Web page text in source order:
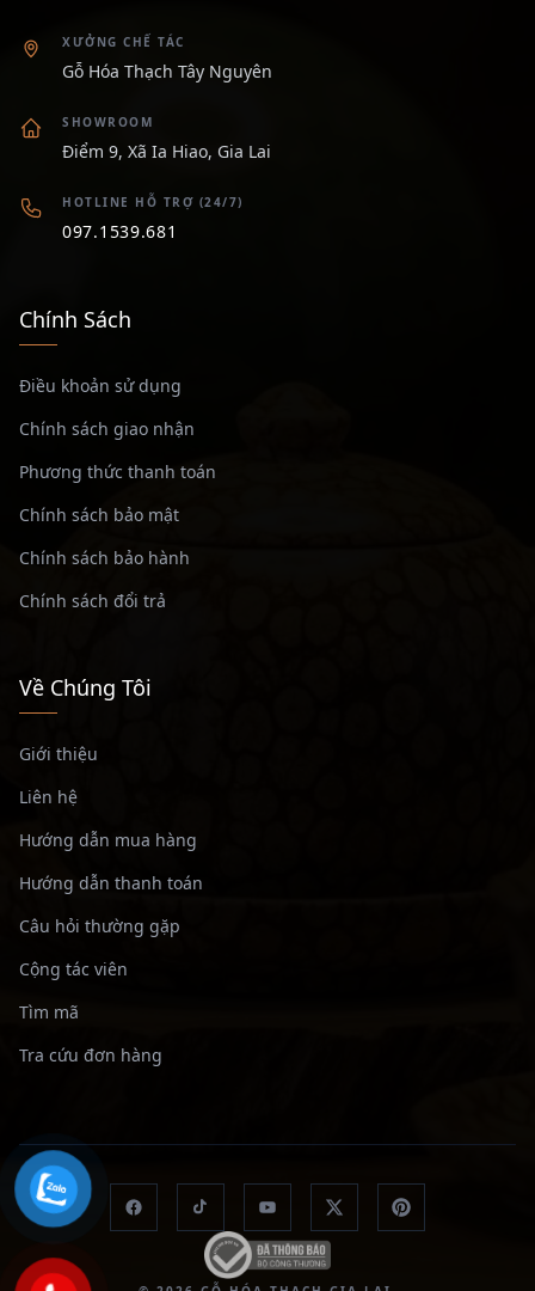
XƯỞNG CHẾ TÁC
Gỗ Hóa Thạch Tây Nguyên
SHOWROOM
Điểm 9, Xã Ia Hiao, Gia Lai
HOTLINE HỖ TRỢ (24/7)
097.1539.681
Chính Sách
Điều khoản sử dụng
Chính sách giao nhận
Phương thức thanh toán
Chính sách bảo mật
Chính sách bảo hành
Chính sách đổi trả
Về Chúng Tôi
Giới thiệu
Liên hệ
Hướng dẫn mua hàng
Hướng dẫn thanh toán
Câu hỏi thường gặp
Cộng tác viên
Tìm mã
Tra cứu đơn hàng